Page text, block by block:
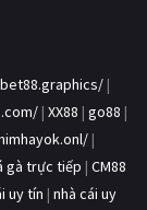
|
| XX88 | go88 |
|
gà trực tiếp | CM88
uy tín | nhà cái uy